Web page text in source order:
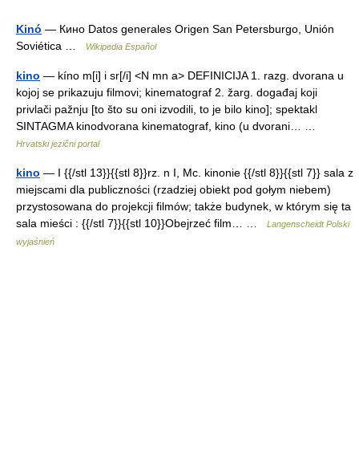
Kinó — Кино Datos generales Origen San Petersburgo, Unión
Soviética …
Wikipedia Español
kino — kíno m[i] i sr[/i] <N mn a> DEFINICIJA 1. razg. dvorana u
kojoj se prikazuju filmovi; kinematograf 2. žarg. događaj koji
privlači pažnju [to što su oni izvodili, to je bilo kino]; spektakl
SINTAGMA kinodvorana kinematograf, kino (u dvorani… …
Hrvatski jezični portal
kino — I {{/stl 13}}{{stl 8}}rz. n I, Mc. kinonie {{/stl 8}}{{stl 7}} sala z
miejscami dla publiczności (rzadziej obiekt pod gołym niebem)
przystosowana do projekcji filmów; także budynek, w którym się ta
sala mieści : {{/stl 7}}{{stl 10}}Obejrzeć film… …
Langenscheidt Polski
wyjaśnień